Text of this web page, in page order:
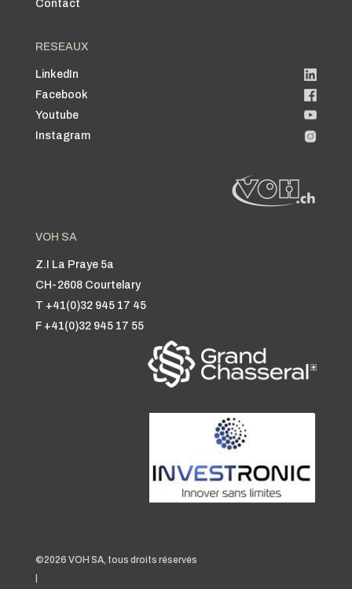
Contact
RESEAUX
LinkedIn
Facebook
Youtube
Instagram
VOH SA
Z.I La Praye 5a
CH-2608 Courtelary
T +41(0)32 945 17 45
F +41(0)32 945 17 55
©2026 VOH SA, tous droits réservés
|